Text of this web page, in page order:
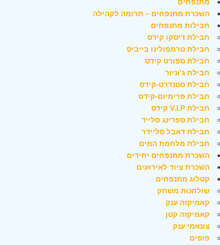
מתנפחים
השכרת מתנפחים – תרומה לקהילה
חבילות מתנפחים
חבילת דיסקו קידס
חבילת טרמפולינו בייביס
חבילת ספורט קידס
חבילת ג'וניור
חבילת סטנדרט-קידס
חבילת פרימיום-קידס
חבילת V.I.P קידס
חבילת ספרינג סלייד
חבילת דאבל סליידר
חבילת מלחמת המים
השכרת מתנפחים יחידים
השכרת ציוד לאירועים
קטלוג מתנפחים
שולחנות משחק
קאמיקזה ענק
קאמיקזה קטן
צונאמי ענק
פופים